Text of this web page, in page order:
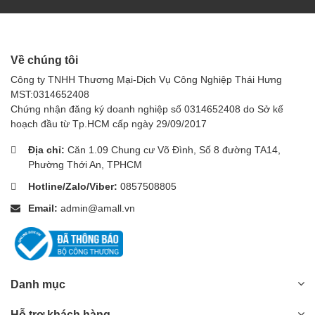
Lợi Ích Khi Sử Dụng
Cải Thiện Hiệu Suất Sản Xuất
GMP 143 Defoamer giúp loại bỏ bọt, đảm bảo quy
trình sản xuất diễn ra suôn sẻ và không bị gián đoạn,
từ đó cải thiện hiệu suất sản xuất.
Bảo Vệ Máy Móc
Việc giảm bọt giúp bảo vệ các thiết bị và máy móc
khỏi hư hỏng do bọt gây ra, kéo dài tuổi thọ của thiết
Tăng Cường Chất Lượng Sản Phẩm
Loại bỏ bọt giúp cải thiện chất lượng sản phẩm cuối
cùng, đảm bảo sản phẩm không bị lỗi do bọt gây ra.
chi phí trong quá trình sản xuất và bảo trì, đồng thời
Về chúng tôi
Công ty TNHH Thương Mại-Dịch Vụ Công Nghiệp Thái Hưng
MST:0314652408
Chứng nhận đăng ký doanh nghiệp số 0314652408 do Sở kế
hoạch đầu từ Tp.HCM cấp ngày 29/09/2017
Địa chỉ: Căn 1.09 Chung cư Võ Đình, Số 8 đường TA14,
Phường Thới An, TPHCM
Hotline/Zalo/Viber: 0857508805
Email: admin@amall.vn
Danh mục